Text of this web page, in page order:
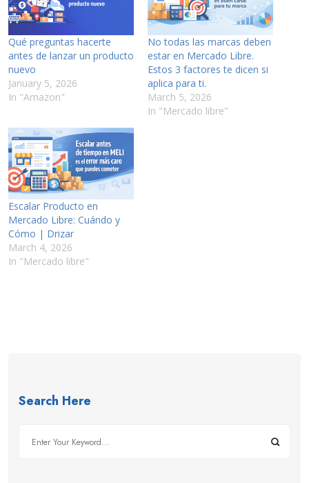
Qué preguntas hacerte
antes de lanzar un producto
nuevo
January 5, 2026
In "Amazon"
No todas las marcas deben
estar en Mercado Libre.
Estos 3 factores te dicen si
aplica para ti.
March 5, 2026
In "Mercado libre"
Escalar Producto en
Mercado Libre: Cuándo y
Cómo | Drizar
March 4, 2026
In "Mercado libre"
Search Here